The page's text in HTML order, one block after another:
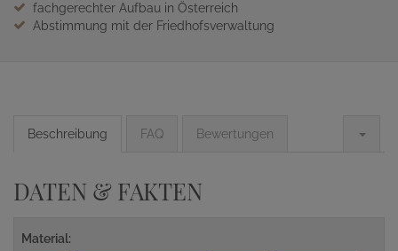
fachgerechter Aufbau in Österreich
Abstimmung mit der Friedhofsverwaltung
Beschreibung FAQ Bewertungen
DATEN & FAKTEN
Material: